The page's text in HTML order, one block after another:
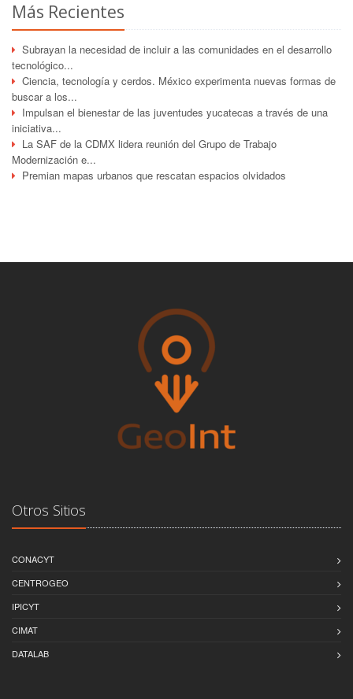
Más Recientes
Subrayan la necesidad de incluir a las comunidades en el desarrollo
tecnológico...
Ciencia, tecnología y cerdos. México experimenta nuevas formas de
buscar a los...
Impulsan el bienestar de las juventudes yucatecas a través de una
iniciativa...
La SAF de la CDMX lidera reunión del Grupo de Trabajo
Modernización e...
Premian mapas urbanos que rescatan espacios olvidados
Otros Sitios
CONACYT
CENTROGEO
IPICYT
CIMAT
DATALAB